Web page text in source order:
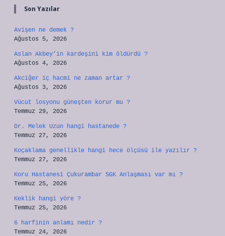
Son Yazılar
Avişen ne demek ?
Ağustos 5, 2026
Aslan Akbey’in kardeşini kim öldürdü ?
Ağustos 4, 2026
Akciğer iç hacmi ne zaman artar ?
Ağustos 3, 2026
Vücut losyonu güneşten korur mu ?
Temmuz 29, 2026
Dr. Melek Uzun hangi hastanede ?
Temmuz 27, 2026
Koçaklama genellikle hangi hece ölçüsü ile yazılır ?
Temmuz 27, 2026
Koru Hastanesi Çukurambar SGK Anlaşması var mı ?
Temmuz 25, 2026
Keklik hangi yöre ?
Temmuz 25, 2026
6 harfinin anlamı nedir ?
Temmuz 24, 2026